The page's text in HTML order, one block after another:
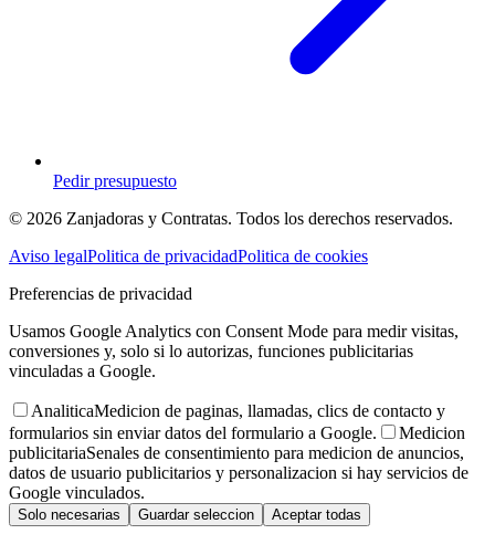
Pedir presupuesto
© 2026 Zanjadoras y Contratas. Todos los derechos reservados.
Aviso legalPolitica de privacidadPolitica de cookies
Preferencias de privacidad
Usamos Google Analytics con Consent Mode para medir visitas,
conversiones y, solo si lo autorizas, funciones publicitarias
vinculadas a Google.
AnaliticaMedicion de paginas, llamadas, clics de contacto y
formularios sin enviar datos del formulario a Google.
Medicion
publicitariaSenales de consentimiento para medicion de anuncios,
datos de usuario publicitarios y personalizacion si hay servicios de
Google vinculados.
Solo necesarias Guardar seleccion Aceptar todas